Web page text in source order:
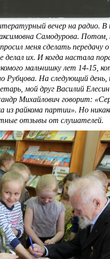
вечер на радио.
Самодурова. Потом,
меня сделать передачу о
делал их. И когда настала
мальчишку лет 14-15,
Рубцова. На следующий день,
мой друг Василий Елесин
Михайлович говорит:
райкома партии». Но
отзывы от слушателей.